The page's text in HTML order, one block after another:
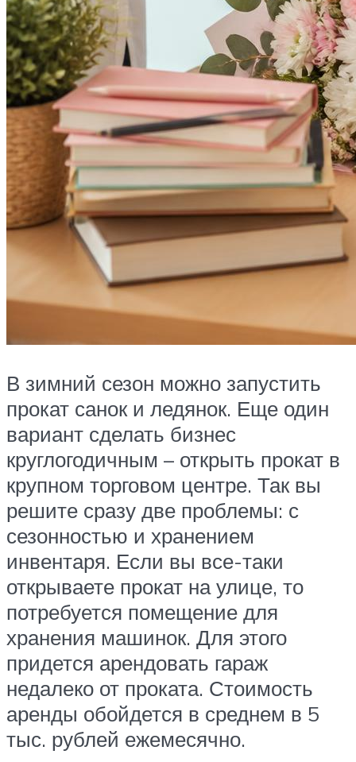
В зимний сезон можно запустить
прокат санок и ледянок. Еще один
вариант сделать бизнес
круглогодичным – открыть прокат в
крупном торговом центре. Так вы
решите сразу две проблемы: с
сезонностью и хранением
инвентаря. Если вы все-таки
открываете прокат на улице, то
потребуется помещение для
хранения машинок. Для этого
придется арендовать гараж
недалеко от проката. Стоимость
аренды обойдется в среднем в 5
тыс. рублей ежемесячно.